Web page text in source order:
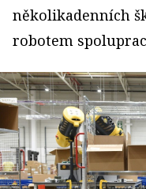
několikadenních
robotem